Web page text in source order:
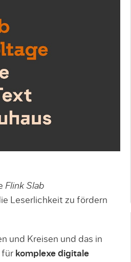
Flink Slab
Leserlichkeit zu fördern
und Kreisen und das in
für komplexe digitale